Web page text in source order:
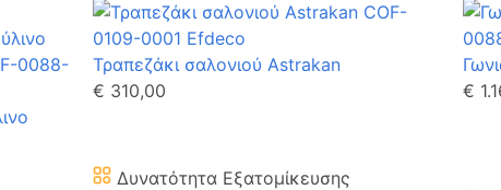
Τραπεζάκι σαλονιού Astrakan
€ 310,00
Δυνατότητα Εξατομίκευσης
€